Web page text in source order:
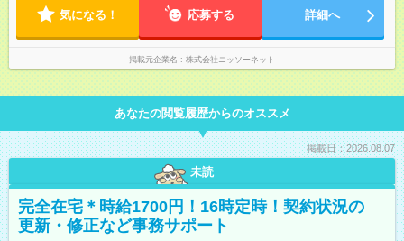
気になる！ 応募する 詳細へ
掲載元企業名 株式会社ニッソーネット
あなたの閲覧履歴からのオススメ
掲載日：2026.08.07
未読
完全在宅＊時給1700円！16時定時！契約状況の
更新・修正など事務サポート